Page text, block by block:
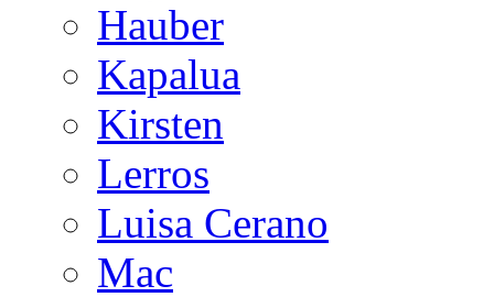
Hauber
Kapalua
Kirsten
Lerros
Luisa Cerano
Mac